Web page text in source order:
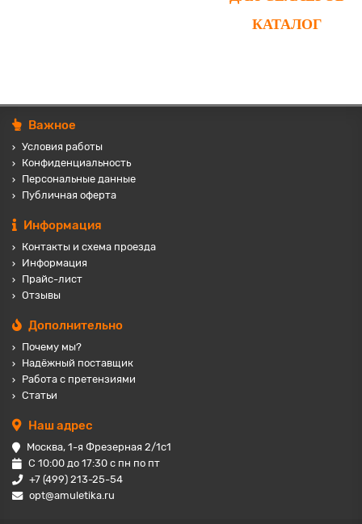
КАТАЛОГ
Важное
Условия работы
Конфиденциальность
Персональные данные
Публичная оферта
Информация
Контакты и схема проезда
Информация
Прайс-лист
Отзывы
Дополнительно
Почему мы?
Надёжный поставщик
Работа с претензиями
Статьи
Наш адрес
Москва, 1-я Фрезерная 2/1с1
С 10:00 до 17:30 с пн по пт
+7 (499) 213-25-54
opt@amuletika.ru